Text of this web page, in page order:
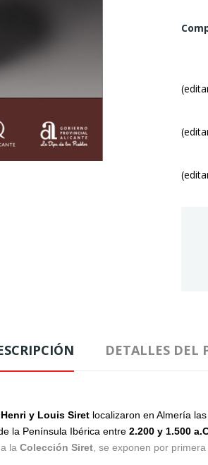
DETALLES DEL
Henri y Louis Siret localizaron en Almería
la Península Ibérica entre 2.200 y 1.500
la Colección Siret , se exponen por